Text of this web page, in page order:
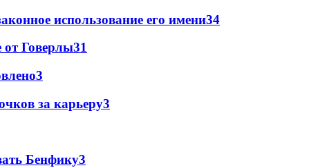
использование его имени34
от Говерлы31
3
за карьеру3
Бенфику3